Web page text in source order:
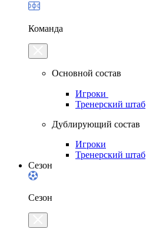
Команда
Основной состав
Игроки
Тренерский штаб
Дублирующий состав
Игроки
Тренерский штаб
Сезон
Сезон